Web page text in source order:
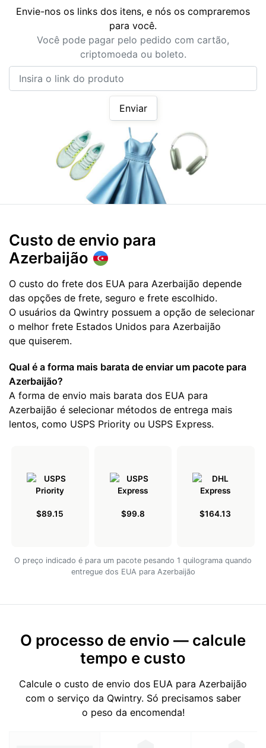
Envie-nos os links dos itens, e nós os compraremos
para você.
Você pode pagar pelo pedido com cartão,
criptomoeda ou boleto.
Enviar
Custo de envio para
Azerbaijão
O custo do frete dos EUA para Azerbaijão depende
das opções de frete, seguro e frete escolhido.
O usuários da Qwintry possuem a opção de selecionar
o melhor frete Estados Unidos para Azerbaijão
que quiserem.
Qual é a forma mais barata de enviar um pacote para
Azerbaijão?
A forma de envio mais barata dos EUA para
Azerbaijão é selecionar métodos de entrega mais
lentos, como USPS Priority ou USPS Express.
$89.15 $99.8 $164.13
O preço indicado é para um pacote pesando 1 quilograma quando
entregue dos EUA para Azerbaijão
O processo de envio — calcule
tempo e custo
Calcule o custo de envio dos EUA para Azerbaijão
com o serviço da Qwintry. Só precisamos saber
o peso da encomenda!